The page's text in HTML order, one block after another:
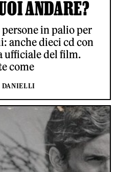
ANDARE?
in palio per
anche dieci cd con
ufficiale del film.
come
DANIELLI